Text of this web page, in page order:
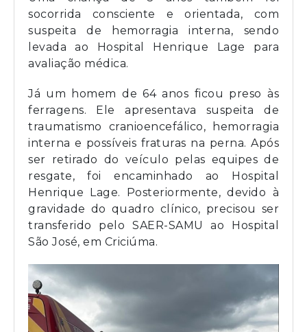
socorrida consciente e orientada, com
suspeita de hemorragia interna, sendo
levada ao Hospital Henrique Lage para
avaliação médica.
Já um homem de 64 anos ficou preso às
ferragens. Ele apresentava suspeita de
traumatismo cranioencefálico, hemorragia
interna e possíveis fraturas na perna. Após
ser retirado do veículo pelas equipes de
resgate, foi encaminhado ao Hospital
Henrique Lage. Posteriormente, devido à
gravidade do quadro clínico, precisou ser
transferido pelo SAER-SAMU ao Hospital
São José, em Criciúma.